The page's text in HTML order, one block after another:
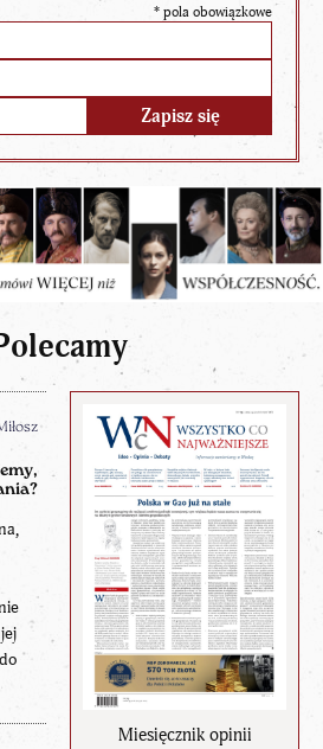
* pola obowiązkowe
Miesięcznik opinii